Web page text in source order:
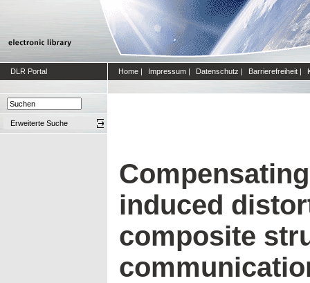
DLR Portal Home | Impressum | Datenschutz | Barrierefreiheit |
Erweiterte Suche
induced
composite